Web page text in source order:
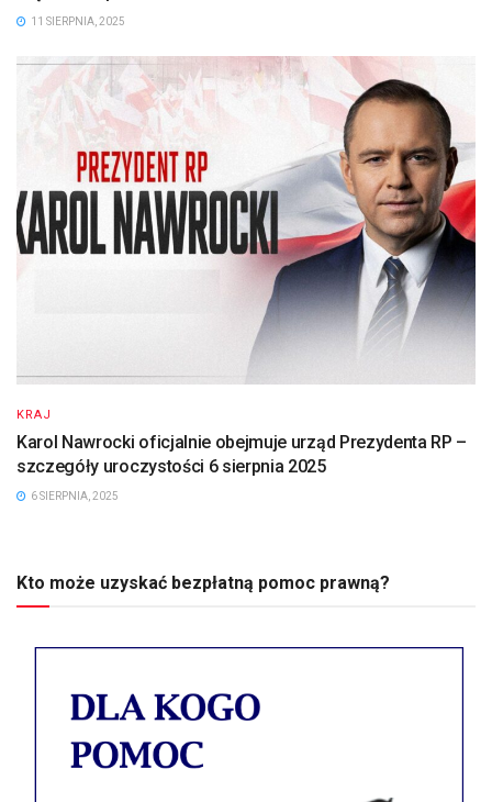
11 SIERPNIA, 2025
KRAJ
Karol Nawrocki oficjalnie obejmuje urząd Prezydenta RP –
szczegóły uroczystości 6 sierpnia 2025
6 SIERPNIA, 2025
Kto może uzyskać bezpłatną pomoc prawną?